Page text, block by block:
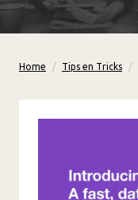
Home Tips en Tricks